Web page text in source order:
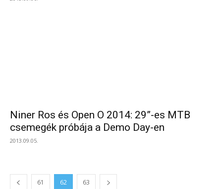
Niner Ros és Open O 2014: 29”-es MTB
csemegék próbája a Demo Day-en
2013.09.05.
61 62 63